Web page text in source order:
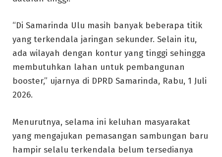
“Di Samarinda Ulu masih banyak beberapa titik
yang terkendala jaringan sekunder. Selain itu,
ada wilayah dengan kontur yang tinggi sehingga
membutuhkan lahan untuk pembangunan
booster,” ujarnya di DPRD Samarinda, Rabu, 1 Juli
2026.
Menurutnya, selama ini keluhan masyarakat
yang mengajukan pemasangan sambungan baru
hampir selalu terkendala belum tersedianya